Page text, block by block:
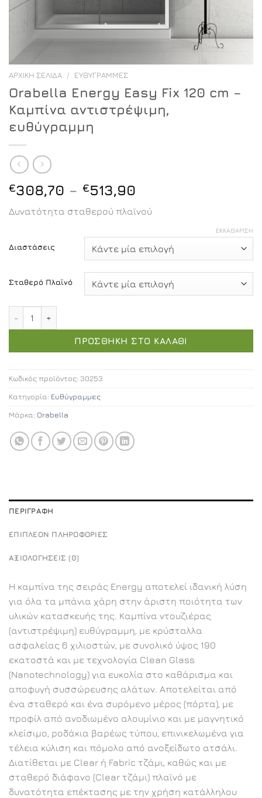
ΑΡΧΙΚΉ ΣΕΛΊΔΑ / ΕΥΘΎΓΡΑΜΜΕΣ
Orabella Energy Easy Fix 120 cm –
Καμπίνα αντιστρέψιμη,
ευθύγραμμη
€308,70 – €513,90
range:
€308,70
€513,90
Δυνατότητα σταθερού πλαϊνού
Διαστάσεις
Σταθερό Πλαϊνό
ΕΚΚΑΘΆΡΙΣΗ
ΠΡΟΣΘΉΚΗ ΣΤΟ ΚΑΛΆΘΙ
Κωδικός προϊόντος: 30253
Κατηγορία: Ευθύγραμμες
Μάρκα: Orabella
ΠΕΡΙΓΡΑΦΉ
ΕΠΙΠΛΈΟΝ ΠΛΗΡΟΦΟΡΊΕΣ
ΑΞΙΟΛΟΓΉΣΕΙΣ (0)
Η καμπίνα της σειράς Energy αποτελεί ιδανική λύση
για όλα τα μπάνια χάρη στην άριστη ποιότητα των
υλικών κατασκευής της. Καμπίνα ντουζιέρας
(αντιστρέψιμη) ευθύγραμμη, με κρύσταλλα
ασφαλείας 6 χιλιοστών, με συνολικό ύψος 190
εκατοστά και με τεχνολογία Clean Glass
(Nanotechnology) για ευκολία στο καθάρισμα και
αποφυγή συσσώρευσης αλάτων. Αποτελείται από
ένα σταθερό και ένα συρόμενο μέρος (πόρτα), με
προφίλ από ανοδιωμένο αλουμίνιο και με μαγνητικό
κλείσιμο, ροδάκια βαρέως τύπου, επινικελωμένα για
τέλεια κύλιση και πόμολο από ανοξείδωτο ατσάλι.
Διατίθεται με Clear ή Fabric τζάμι, καθώς και με
σταθερό διάφανο (Clear τζάμι) πλαϊνό με
δυνατότητα επέκτασης με την χρήση κατάλληλου